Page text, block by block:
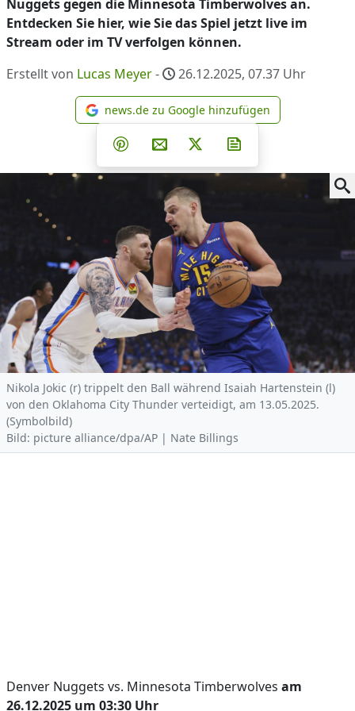
Nuggets gegen die Minnesota Timberwolves an.
Entdecken Sie hier, wie Sie das Spiel jetzt live im
Stream oder im TV verfolgen können.
Erstellt von Lucas Meyer- 26.12.2025, 07.37 Uhr
news.de zu Google
news.de zu Google hinzufügen
Teilen auf Facebook
Teilen auf Whatsapp
Teilen auf Telegram
Teilen auf Pinterest
Per E-Mail teilen
Post auf X
Nikola Jokic (r) trippelt den Ball während Isaiah Hartenstein (l)
von den Oklahoma City Thunder verteidigt, am 13.05.2025.
(Symbolbild)
Bild: picture alliance/dpa/AP | Nate Billings
Denver Nuggets vs. Minnesota Timberwolves am
26.12.2025 um 03:30 Uhr